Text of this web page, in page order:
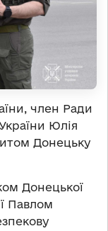
член Ради
Юлія
Донецьку
Донецької
Павлом